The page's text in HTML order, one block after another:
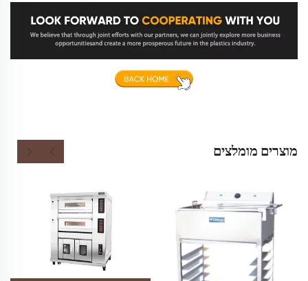
מוצרים מומלצים